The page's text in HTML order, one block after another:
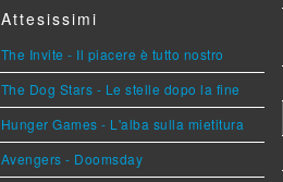
Attesissimi
The Invite - Il piacere è tutto nostro
The Dog Stars - Le stelle dopo la fine
Hunger Games - L'alba sulla mietitura
Avengers - Doomsday